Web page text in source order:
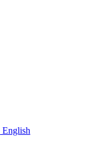
English